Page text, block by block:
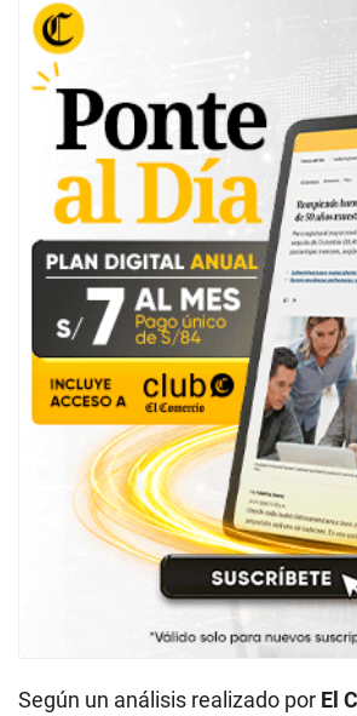
Según un análisis realizado por El